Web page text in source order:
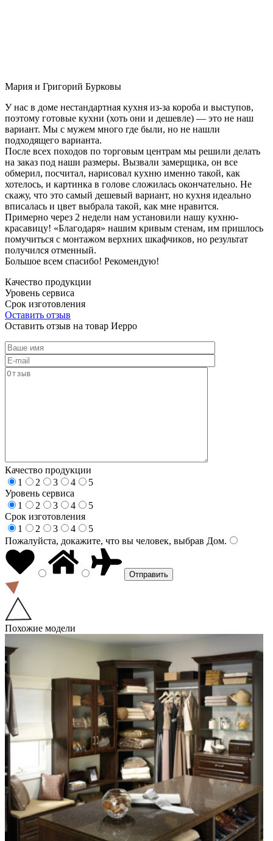
Мария и Григорий Бурковы
У нас в доме нестандартная кухня из-за короба и выступов,
поэтому готовые кухни (хоть они и дешевле) — это не наш
вариант. Мы с мужем много где были, но не нашли
подходящего варианта.
После всех походов по торговым центрам мы решили делать
на заказ под наши размеры. Вызвали замерщика, он все
обмерил, посчитал, нарисовал кухню именно такой, как
хотелось, и картинка в голове сложилась окончательно. Не
скажу, что это самый дешевый вариант, но кухня идеально
вписалась и цвет выбрала такой, как мне нравится.
Примерно через 2 недели нам установили нашу кухню-
красавицу! «Благодаря» нашим кривым стенам, им пришлось
помучиться с монтажом верхних шкафчиков, но результат
получился отменный.
Большое всем спасибо! Рекомендую!
Качество продукции
Уровень сервиса
Срок изготовления
Оставить отзыв
Оставить отзыв на товар Иерро
Качество продукции
1
2 3 4
5
Уровень сервиса
1
2 3 4
5
Срок изготовления
1
2 3 4
5
Пожалуйста, докажите, что вы человек, выбрав Дом.
Похожие модели